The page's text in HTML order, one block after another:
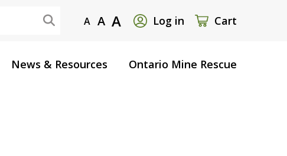
A A A
User
menu
Log in Cart
News & Resources Ontario Mine Rescue